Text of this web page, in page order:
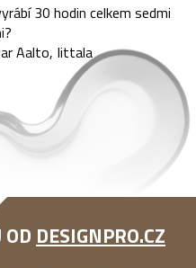
30 hodin celkem sedmi
Aalto, Iittala
DESIGNPRO.CZ